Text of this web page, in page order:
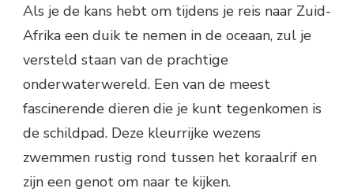
Als je de kans hebt om tijdens je reis naar Zuid-
Afrika een duik te nemen in de oceaan, zul je
versteld staan ​​van de prachtige
onderwaterwereld. Een van de meest
fascinerende dieren die je kunt tegenkomen is
de schildpad. Deze kleurrijke wezens
zwemmen rustig rond tussen het koraalrif en
zijn een genot om naar te kijken.